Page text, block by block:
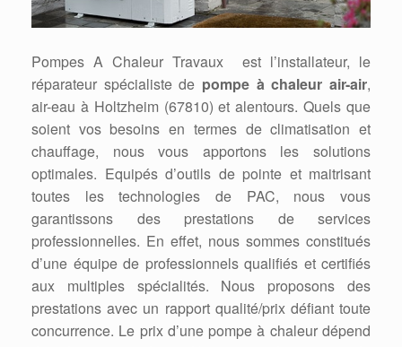
Pompes A Chaleur Travaux est l’installateur, le
réparateur spécialiste de pompe à chaleur air-air,
air-eau à Holtzheim (67810) et alentours. Quels que
soient vos besoins en termes de climatisation et
chauffage, nous vous apportons les solutions
optimales. Equipés d’outils de pointe et maitrisant
toutes les technologies de PAC, nous vous
garantissons des prestations de services
professionnelles. En effet, nous sommes constitués
d’une équipe de professionnels qualifiés et certifiés
aux multiples spécialités. Nous proposons des
prestations avec un rapport qualité/prix défiant toute
concurrence. Le prix d’une pompe à chaleur dépend